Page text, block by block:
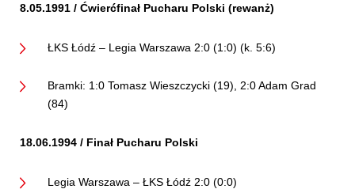
8.05.1991 / Ćwierćfinał Pucharu Polski (rewanż)
ŁKS Łódź – Legia Warszawa 2:0 (1:0) (k. 5:6)
Bramki: 1:0 Tomasz Wieszczycki (19), 2:0 Adam Grad
(84)
18.06.1994 / Finał Pucharu Polski
Legia Warszawa – ŁKS Łódź 2:0 (0:0)